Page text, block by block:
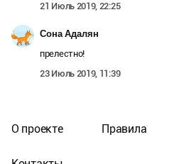
21 Июль 2019, 22:25
Сона Адалян
прелестно!
23 Июль 2019, 11:39
О проекте Правила